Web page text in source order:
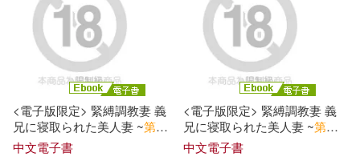
<電子版限定> 緊縛調教妻 義
兄に寝取られた美人妻 ~第二
章~ 翔田千里 写真集 (電子書)
中文電子書
<電子版限定> 緊縛調教妻 義
兄に寝取られた美人妻 ~第一
章~ 翔田千里 写真集 (電子書)
中文電子書